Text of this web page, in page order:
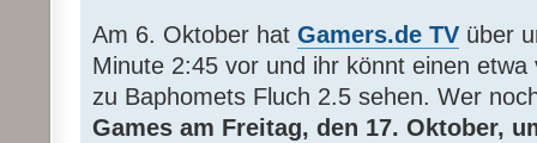
Am 6. Oktober hat Gamers.de TV über
Minute 2:45 vor und ihr könnt einen
zu Baphomets Fluch 2.5 sehen. Wer
Games am Freitag, den 17. Oktober,